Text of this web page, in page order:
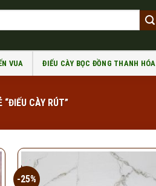
VUA ĐIẾU CÀY BỌC ĐỒNG THANH HÓA
CÀY RÚT”
-25%